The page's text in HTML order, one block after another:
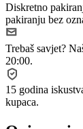
Diskretno
pakiranju bez
Trebaš savjet?
20:00.
15 godina
kupaca.